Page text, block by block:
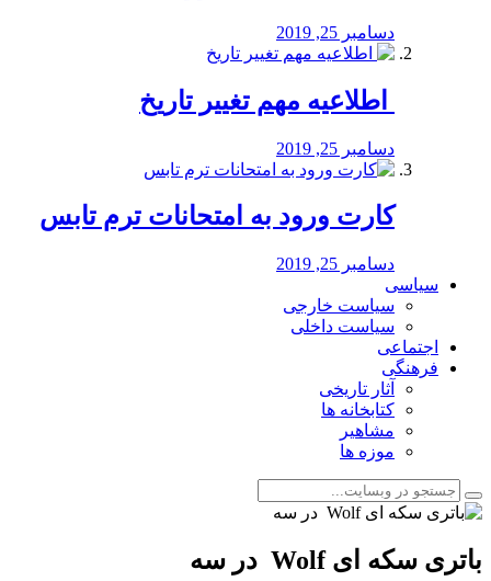
دسامبر 25, 2019
️ اطلاعیه مهم تغییر تاریخ
دسامبر 25, 2019
کارت ورود به امتحانات ترم تابس
دسامبر 25, 2019
سیاسی
سیاست خارجی
سیاست داخلی
اجتماعی
فرهنگی
آثار تاریخی
کتابخانه ها
مشاهیر
موزه ها
باتری سکه ای Wolf ️ در سه